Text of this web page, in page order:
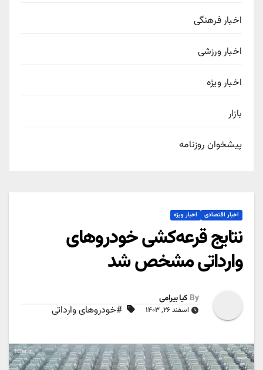
اخبار فرهنگی
اخبار ورزشی
اخبار ویژه
بازار
پیشخوان روزنامه
اخبار اقتصادی اخبار ویژه
نتایج قرعه‌کشی خودروهای
وارداتی مشخص شد
By کیا بیرامی
اسفند ۲۶, ۱۴۰۳ #خودروهای وارداتی